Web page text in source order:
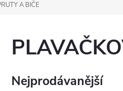
A BIČE
Nejprodávanější